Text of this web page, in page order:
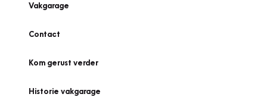
Vakgarage
Contact
Kom gerust verder
Historie vakgarage